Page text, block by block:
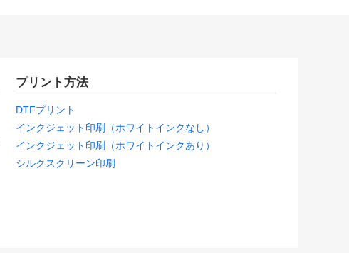
プリント方法
DTFプリント
インクジェット印刷（ホワイトインクなし）
インクジェット印刷（ホワイトインクあり）
シルクスクリーン印刷